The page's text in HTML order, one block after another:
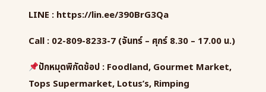
LINE : https://lin.ee/390BrG3Qa
Call : 02-809-8233-7 (จันทร์ – ศุกร์ 8.30 – 17.00 น.)
ปักหมุดพิกัดช้อป : Foodland, Gourmet Market,
Tops Supermarket, Lotus’s, Rimping